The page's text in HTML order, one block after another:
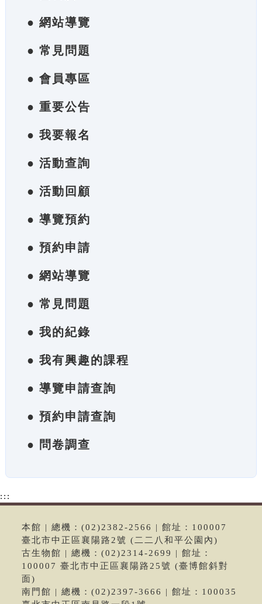
● 網站導覽
● 常見問題
● 會員專區
● 重要公告
● 我要報名
● 活動查詢
● 活動回顧
● 導覽預約
● 預約申請
● 網站導覽
● 常見問題
● 我的紀錄
● 我有興趣的課程
● 導覽申請查詢
● 預約申請查詢
● 問卷調查
:::
本館 | 總機：(02)2382-2566 | 館址：100007
臺北市中正區襄陽路2號 (二二八和平公園內)
古生物館 | 總機：(02)2314-2699 | 館址：
100007 臺北市中正區襄陽路25號 (臺博館斜對
面)
南門館 | 總機：(02)2397-3666 | 館址：100035